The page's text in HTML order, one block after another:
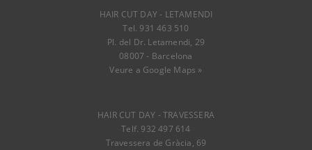
HAIR CUT DAY - LETAMENDI
Tel. 931 463 510
Pl. del Dr. Letamendi, 29
08007 - Barcelona
Veure a Google Maps »
HAIR CUT DAY - TRAVESSERA
Telf. 932 497 614
Travessera de Gràcia, 69